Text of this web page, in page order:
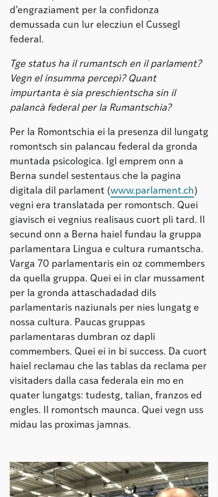
d’engraziament per la confidonza
demussada cun lur elecziun el Cussegl
federal.
Tge status ha il rumantsch en il parlament?
Vegn el insumma percepì? Quant
impurtanta è sia preschientscha sin il
palancà federal per la Rumantschia?
Per la Romontschia ei la presenza dil lungatg
romontsch sin palancau federal da gronda
muntada psicologica. Igl emprem onn a
Berna sundel sestentaus che la pagina
digitala dil parlament (www.parlament.ch )
vegni era translatada per romontsch. Quei
giavisch ei vegnius realisaus cuort pli tard. Il
secund onn a Berna haiel fundau la gruppa
parlamentara Lingua e cultura rumantscha.
Varga 70 parlamentaris ein oz commembers
da quella gruppa. Quei ei in clar mussament
per la gronda attaschadadad dils
parlamentaris naziunals per nies lungatg e
nossa cultura. Paucas gruppas
parlamentaras dumbran oz dapli
commembers. Quei ei in bi success. Da cuort
haiel reclamau che las tablas da reclama per
visitaders dalla casa federala ein mo en
quater lungatgs: tudestg, talian, franzos ed
engles. Il romontsch maunca. Quei vegn uss
midau las proximas jamnas.